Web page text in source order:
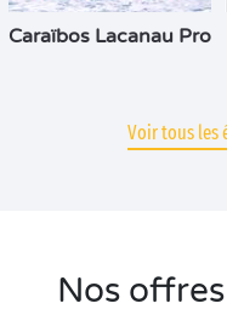
Caraïbos Lacanau Pro
Voir tous les
Nos